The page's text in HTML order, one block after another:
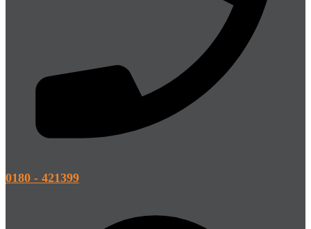
0180 - 421399